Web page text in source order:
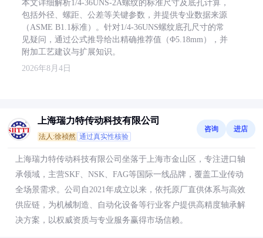
本文详细解析1/4-36UNS-2A螺纹的标准尺寸及底孔计算，
包括外径、螺距、公差等关键参数，并提供专业数据来源
（ASME B1.1标准）。针对1/4-36UNS螺纹底孔尺寸的常
见疑问，通过公式推导给出精确推荐值（Φ5.18mm），并
附加工艺建议与扩展知识。
2026年8月4日
上海瑞力特传动科技有限公司
法人:徐祯然 通过真实性核验
咨询 进店
上海瑞力特传动科技有限公司坐落于上海市金山区，专注进口轴
承领域，主营SKF、NSK、FAG等国际一线品牌，覆盖工业传动
全场景需求。公司自2021年成立以来，依托原厂直供体系与高效
供应链，为机械制造、自动化设备等行业客户提供高精度轴承解
决方案，以权威资质与专业服务赢得市场信赖。